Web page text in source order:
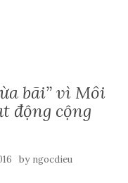
bãi” vì Môi
động cộng
by ngocdieu